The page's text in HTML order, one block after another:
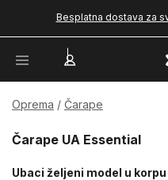
Besplatna dostava za
Oprema Čarape
Čarape UA Essential
Ubaci željeni model u